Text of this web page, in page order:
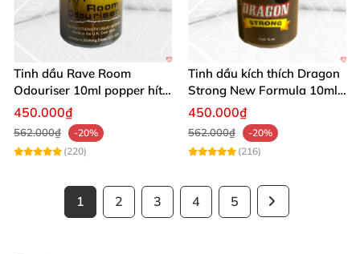
Tinh dầu Rave Room
Odouriser 10ml popper hít
mạnh cho Top Bot
450.000₫
562.000₫
-20%
(220)
Tinh dầu kích thích Dragon
Strong New Formula 10ml
Mỹ dành cho Top Bot
450.000₫
562.000₫
-20%
(216)
1 2 3 4 5